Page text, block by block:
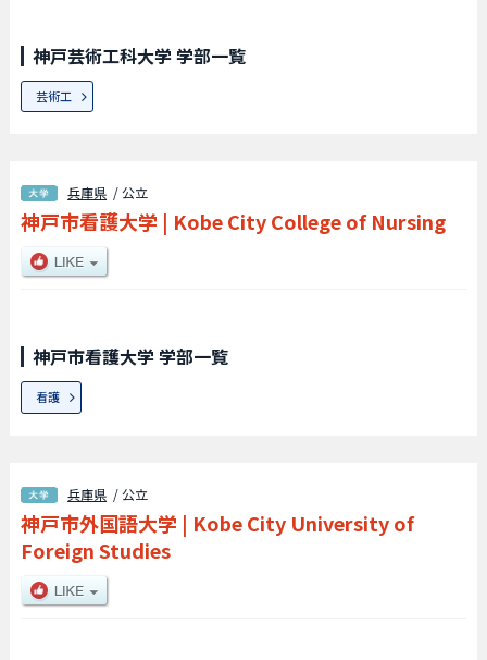
神戸芸術工科大学 学部一覧
芸術工
兵庫県 / 公立
神戸市看護大学 | Kobe City College of Nursing
神戸市看護大学 学部一覧
看護
兵庫県 / 公立
神戸市外国語大学 | Kobe City University of
Foreign Studies